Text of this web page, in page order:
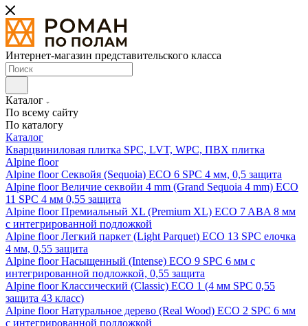
Интернет-магазин представительского класса
Каталог
По всему сайту
По каталогу
Каталог
Кварцвиниловая плитка SPC, LVT, WPC, ПВХ плитка
Alpine floor
Alpine floor Секвойя (Sequoia) ECO 6 SPC 4 мм, 0,5 защита
Alpine floor Величие секвойи 4 mm (Grand Sequoia 4 mm) ECO
11 SPC 4 мм 0,55 защита
Alpine floor Премиальный XL (Premium XL) ECO 7 ABA 8 мм
с интегрированной подложкой
Alpine floor Легкий паркет (Light Parquet) ECO 13 SPC елочка
4 мм, 0,55 защита
Alpine floor Насыщенный (Intense) ECO 9 SPC 6 мм с
интегрированной подложкой, 0,55 защита
Alpine floor Классический (Classic) ECO 1 (4 мм SPC 0,55
защита 43 класс)
Alpine floor Натуральное дерево (Real Wood) ECO 2 SPC 6 мм
с интегрированной подложкой